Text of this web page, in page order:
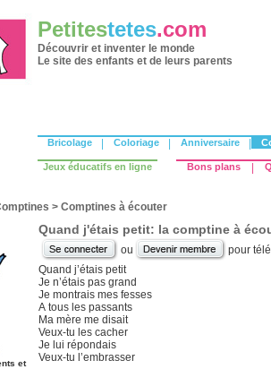
Petitestetes.com
Découvrir et inventer le monde
Le site des enfants et de leurs parents
Bricolage Coloriage Anniversaire
Jeux éducatifs en ligne Bons plans
> Comptines à écouter
et
Quand j'étais petit: la comptine à
ou
pour
Quand j’étais petit
Je n’étais pas grand
Je montrais mes fesses
A tous les passants
Ma mère me disait
Veux-tu les cacher
Je lui répondais
Veux-tu l’embrasser